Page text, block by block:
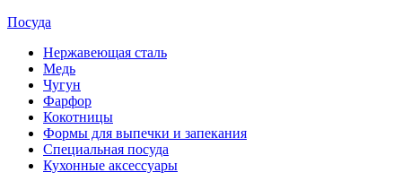
Посуда
Нержавеющая сталь
Медь
Чугун
Фарфор
Кокотницы
Формы для выпечки и запекания
Специальная посуда
Кухонные аксессуары